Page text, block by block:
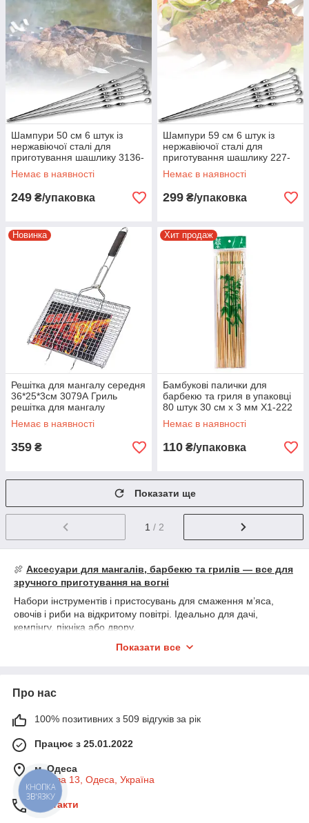
Шампури 50 см 6 штук із
нержавіючої сталі для
приготування шашлику 3136-
50-1
Немає в наявності
249 ₴/упаковка
Шампури 59 см 6 штук із
нержавіючої сталі для
приготування шашлику 227-
07
Немає в наявності
299 ₴/упаковка
Новинка
Решітка для мангалу середня
36*25*3см 3079А Гриль
решітка для мангалу
Немає в наявності
359 ₴
Хит продаж
Бамбукові палички для
барбекю та гриля в упаковці
80 штук 30 см х 3 мм X1-222
в упаковці 5 шт
Немає в наявності
110 ₴/упаковка
Показати ще
1 / 2
🍖 Аксесуари для мангалів, барбекю та грилів — все для
зручного приготування на вогні
Набори інструментів і пристосувань для смаження м’яса,
овочів і риби на відкритому повітрі. Ідеально для дачі,
кемпінгу, пікніка або двору.
• 🧽Щітки для очищення решіток і грилів
• 🍴
Щипці, виделки, лопатки — усе для зручного
готування
Показати все
Про нас
100% позитивних з 509 відгуків за рік
Працює з 25.01.2022
м. Одеса
Базова 13, Одеса, Україна
Контакти
КНОПКА
ЗВ'ЯЗКУ